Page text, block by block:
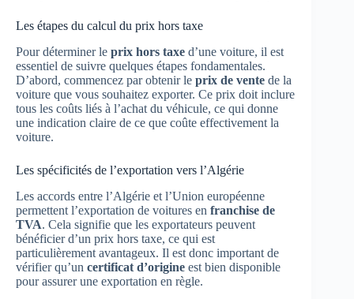
Les étapes du calcul du prix hors taxe
Pour déterminer le prix hors taxe d’une voiture, il est
essentiel de suivre quelques étapes fondamentales.
D’abord, commencez par obtenir le prix de vente de la
voiture que vous souhaitez exporter. Ce prix doit inclure
tous les coûts liés à l’achat du véhicule, ce qui donne
une indication claire de ce que coûte effectivement la
voiture.
Les spécificités de l’exportation vers l’Algérie
Les accords entre l’Algérie et l’Union européenne
permettent l’exportation de voitures en franchise de
TVA. Cela signifie que les exportateurs peuvent
bénéficier d’un prix hors taxe, ce qui est
particulièrement avantageux. Il est donc important de
vérifier qu’un certificat d’origine est bien disponible
pour assurer une exportation en règle.